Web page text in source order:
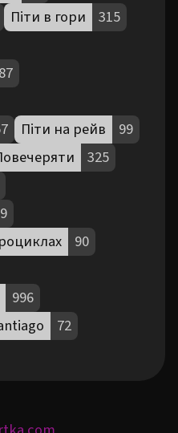
Піти в гори
315
Піти на рейв
99
325
90
996
72